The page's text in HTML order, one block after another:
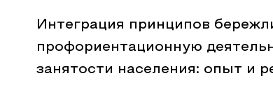
Интеграция принципов
профориентационную
занятости населения: опыт и